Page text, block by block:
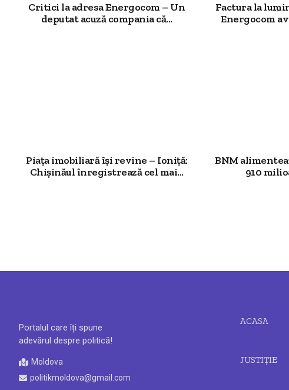
Critici la adresa Energocom – Un
deputat acuză compania că...
Factura la
Energocom
Piața imobiliară își revine – Ioniță:
Chișinăul înregistrează cel mai...
BNM
910
Portalul care îți spune
adevărul despre politică!
Moldova
politikmoldova@gmail.com
ACASA
JUSTIȚIE